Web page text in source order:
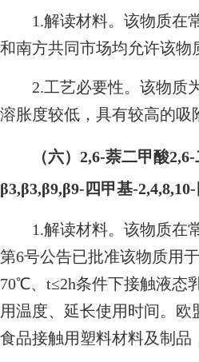
1.解读材料。该物质在常
和南方共同市场均允许该
2.工艺必要性。该物质为
溶胀度较低，具有较高的吸
（六）2,6-萘二甲酸
β3,β3,β9,β9-四甲基-
1.解读材料。该物质在常
第6号公告已批准该物质用
70℃、t≤2h条件下接触液态
用温度、延长使用时间。
食品接触用塑料材料及制